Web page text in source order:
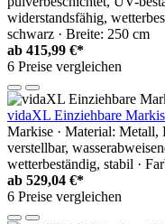
widerstandsfähig,
schwarz · Breite: 250 cm
ab 415,99 €*
6 Preise vergleichen
vidaXL Einziehbare
Markise · Material: Metall,
verstellbar,
wetterbeständig, stabil ·
ab 529,04 €*
6 Preise vergleichen